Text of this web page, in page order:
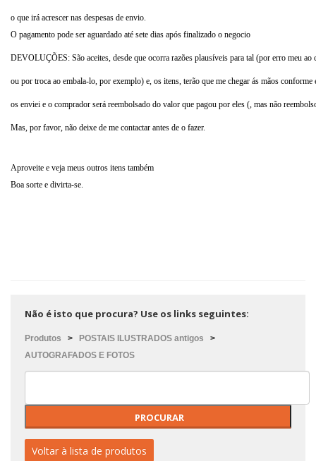
o que irá acrescer nas despesas de envio.
O pagamento pode ser aguardado até sete dias após finalizado o negocio
DEVOLUÇÕES: São aceites, desde que ocorra razões plausíveis para tal (por erro meu ao
ou por troca ao embala-lo, por exemplo) e, os itens, terão que me chegar ás mãos conforme
os enviei e o comprador será reembolsado do valor que pagou por eles (, mas não
Mas, por favor, não deixe de me contactar antes de o fazer.
Aproveite e veja meus outros itens também
Boa sorte e divirta-se.
Não é isto que procura? Use os links seguintes:
Produtos > POSTAIS ILUSTRADOS antigos >
AUTOGRAFADOS E FOTOS
Voltar à lista de produtos